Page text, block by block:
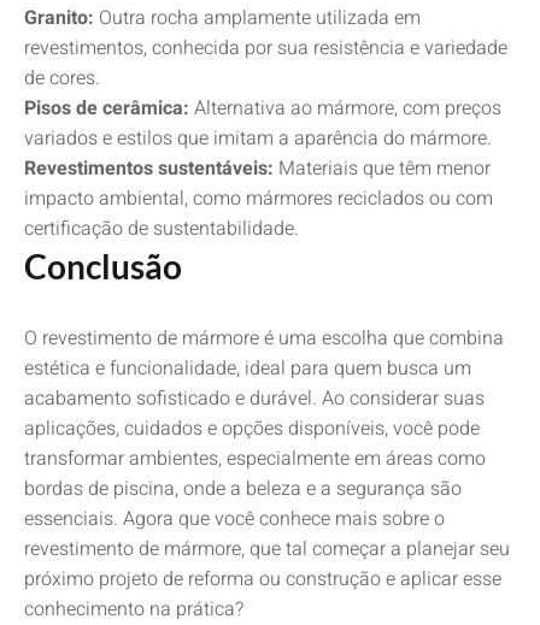
Granito: Outra rocha amplamente utilizada em
revestimentos, conhecida por sua resistência e variedade
de cores.
Pisos de cerâmica: Alternativa ao mármore, com preços
variados e estilos que imitam a aparência do mármore.
Revestimentos sustentáveis: Materiais que têm menor
impacto ambiental, como mármores reciclados ou com
certificação de sustentabilidade.
Conclusão
O revestimento de mármore é uma escolha que combina
estética e funcionalidade, ideal para quem busca um
acabamento sofisticado e durável. Ao considerar suas
aplicações, cuidados e opções disponíveis, você pode
transformar ambientes, especialmente em áreas como
bordas de piscina, onde a beleza e a segurança são
essenciais. Agora que você conhece mais sobre o
revestimento de mármore, que tal começar a planejar seu
próximo projeto de reforma ou construção e aplicar esse
conhecimento na prática?